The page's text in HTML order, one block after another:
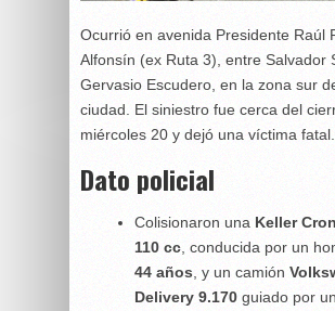
Ocurrió en avenida Presidente Raúl
Alfonsín (ex Ruta 3), entre Salvador
Gervasio Escudero, en la zona sur
ciudad. El siniestro fue cerca del
miércoles 20 y dejó una víctima fatal.
Dato policial
Colisionaron una Keller
110 cc , conducida por un
44 años , y un camión
Delivery 9.170 guiado por